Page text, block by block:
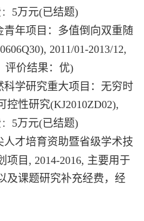
： 5万元(已结题)
青年项目：多值倒向双重随
, 2011/01-2013/12,
评价结果：优)
科学研究重大项目：无穷时
控性研究(KJ2010ZD02),
： 5万元(已结题)
人才培育资助暨省级学术技
项目 , 2014-2016, 主要用于
及课题研究补充经费，经